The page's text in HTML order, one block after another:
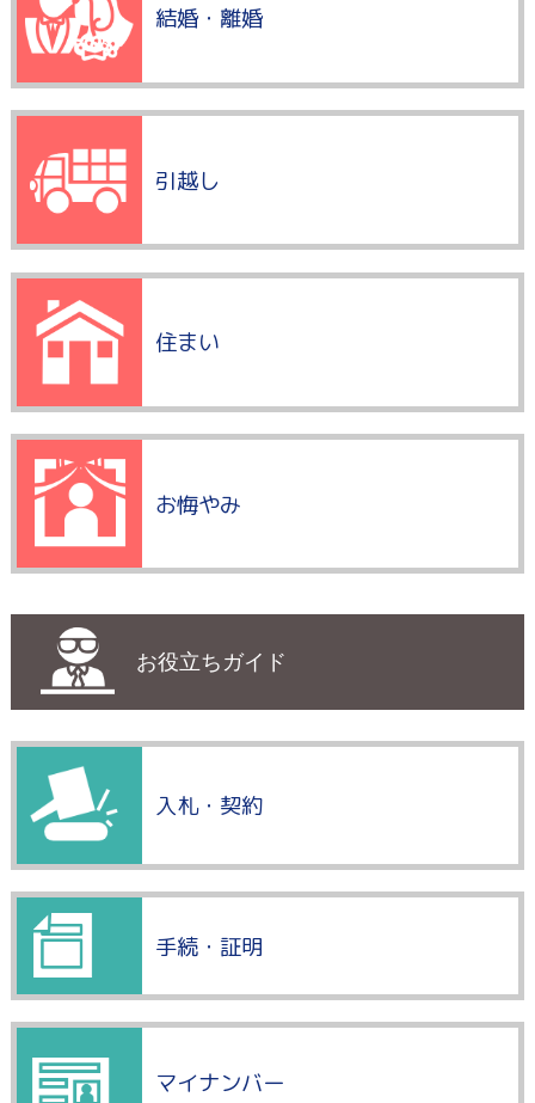
結婚・離婚
引越し
住まい
お悔やみ
お役立ちガイド
入札・契約
手続・証明
マイナンバー